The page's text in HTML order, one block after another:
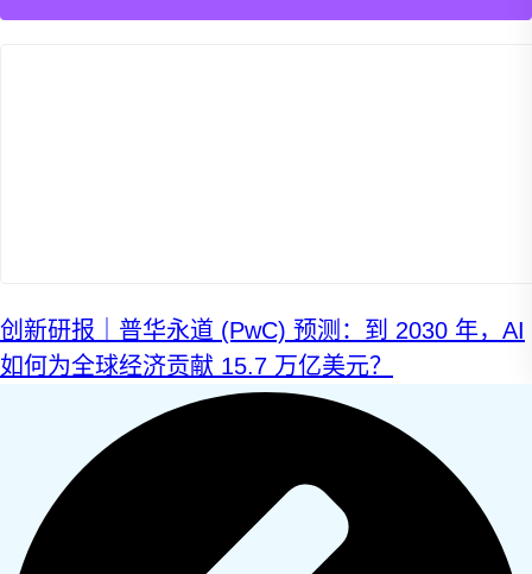
创新研报｜普华永道 (PwC) 预测：到 2030 年，AI
如何为全球经济贡献 15.7 万亿美元？